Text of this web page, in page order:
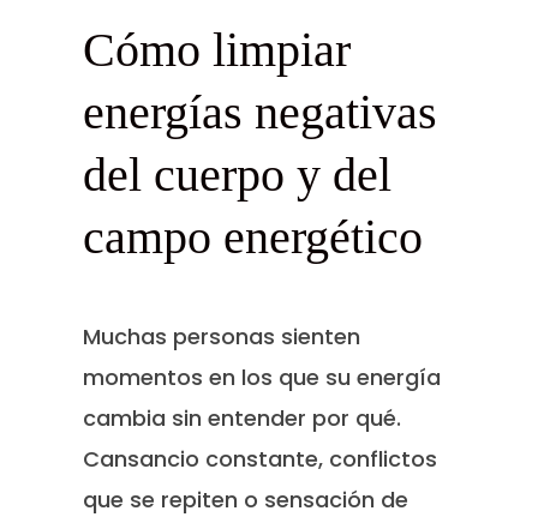
Cómo limpiar
energías negativas
del cuerpo y del
campo energético
Muchas personas sienten
momentos en los que su energía
cambia sin entender por qué.
Cansancio constante, conflictos
que se repiten o sensación de